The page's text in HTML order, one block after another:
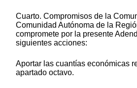
Cuarto. Compromisos de la
Comunidad Autónoma de la
compromete por la presente
siguientes acciones:
Aportar las cuantías económicas
apartado octavo.